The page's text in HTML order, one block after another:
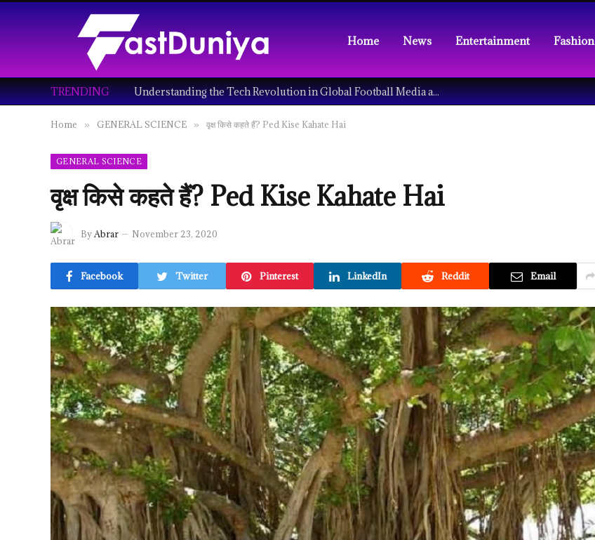
Home News Entertainment Fashion
TRENDING Understanding the Tech Revolution in Global Football Media and Fan Culture
Home » GENERAL SCIENCE » वृक्ष किसे कहते हैं? Ped Kise Kahate Hai
GENERAL SCIENCE
वृक्ष किसे कहते हैं? Ped Kise Kahate Hai
ByAbrar November 23, 2020
Facebook Twitter Pinterest LinkedIn Reddit Email